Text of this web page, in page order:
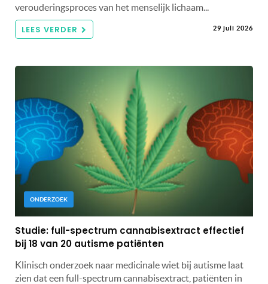
verouderingsproces van het menselijk lichaam...
LEES VERDER 29 juli 2026
ONDERZOEK
Studie: full-spectrum cannabisextract effectief
bij 18 van 20 autisme patiënten
Klinisch onderzoek naar medicinale wiet bij autisme laat
zien dat een full-spectrum cannabisextract, patiënten in